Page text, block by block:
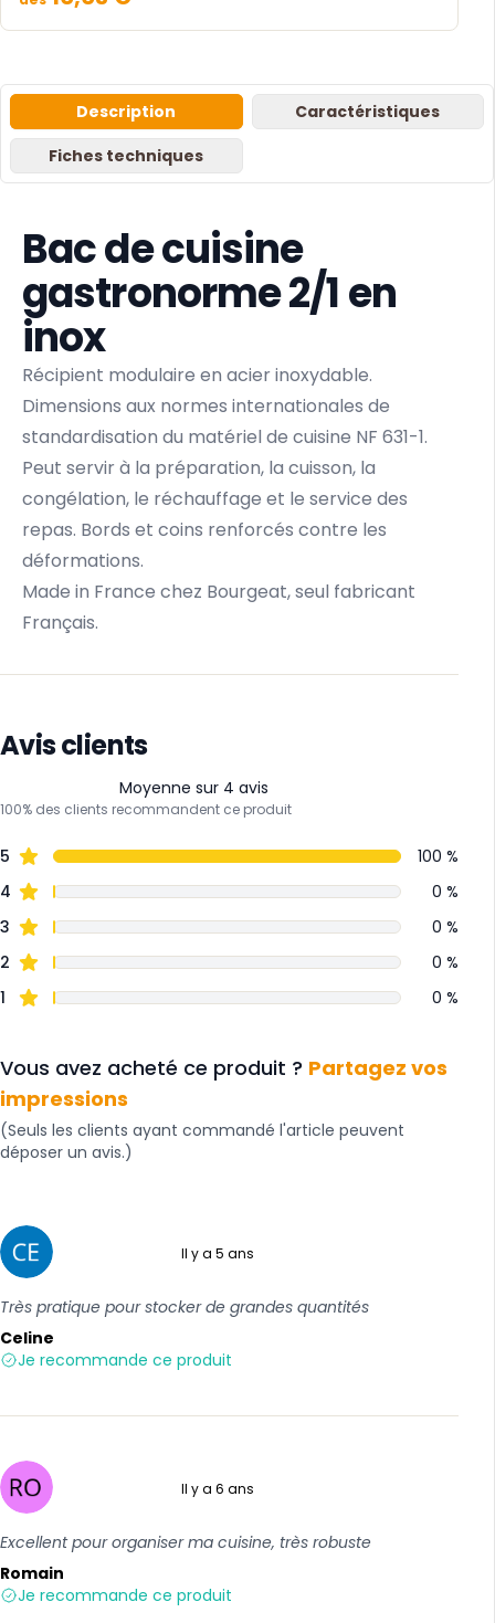
Description
Caractéristiques
Fiches techniques
Bac de cuisine
gastronorme 2/1 en
inox
Récipient modulaire en acier inoxydable.
Dimensions aux normes internationales de
standardisation du matériel de cuisine NF 631-1.
Peut servir à la préparation, la cuisson, la
congélation, le réchauffage et le service des
repas. Bords et coins renforcés contre les
déformations.
Made in France chez Bourgeat, seul fabricant
Français.
Avis clients
Moyenne sur 4 avis
100% des clients recommandent ce produit
5
100 %
4
0 %
3
0 %
2
0 %
1
0 %
Vous avez acheté ce produit ? Partagez vos
impressions
(Seuls les clients ayant commandé l'article peuvent
déposer un avis.)
Il y a 5 ans
Très pratique pour stocker de grandes quantités
Celine
Je recommande ce produit
Il y a 6 ans
Excellent pour organiser ma cuisine, très robuste
Romain
Je recommande ce produit